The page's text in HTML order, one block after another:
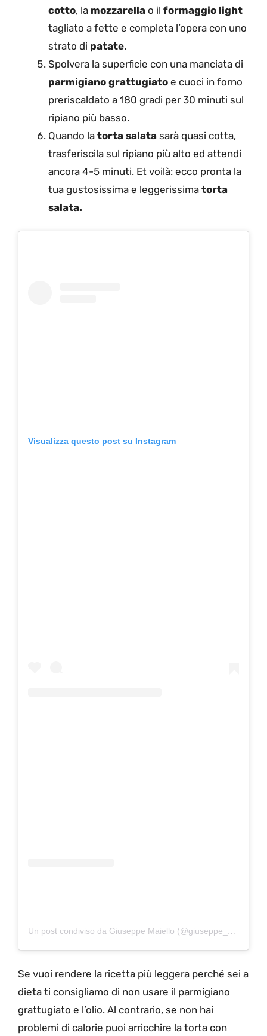
cotto, la mozzarella o il formaggio light
tagliato a fette e completa l’opera con uno
strato di patate.
Spolvera la superficie con una manciata di
parmigiano grattugiato e cuoci in forno
preriscaldato a 180 gradi per 30 minuti sul
ripiano più basso.
Quando la torta salata sarà quasi cotta,
trasferiscila sul ripiano più alto ed attendi
ancora 4-5 minuti. Et voilà: ecco pronta la
tua gustosissima e leggerissima torta
salata.
Visualizza questo post su Instagram
Un post condiviso da Giuseppe Maiello (@giuseppe_healthy)
Se vuoi rendere la ricetta più leggera perché sei a
dieta ti consigliamo di non usare il parmigiano
grattugiato e l’olio. Al contrario, se non hai
problemi di calorie puoi arricchire la torta con